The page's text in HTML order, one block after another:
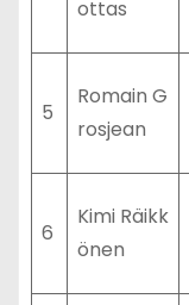
ottas
5
Romain G
rosjean
6
Kimi Räikk
önen